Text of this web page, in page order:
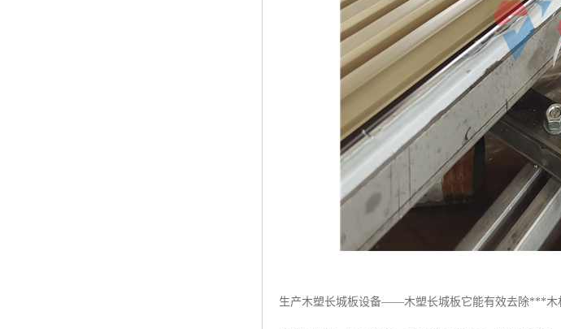
生产木塑长城板设备——木塑长城板它能有效去除***木